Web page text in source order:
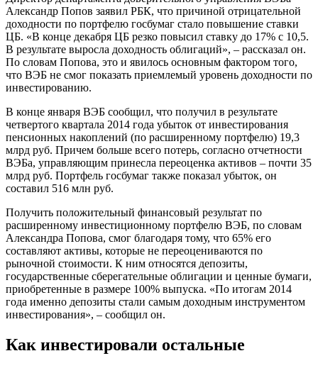
Александр Попов заявил РБК, что причиной отрицательной
доходности по портфелю госбумаг стало повышение ставки
ЦБ. «В конце декабря ЦБ резко повысил ставку до 17% с 10,5.
В результате выросла доходность облигаций», – рассказал он.
По словам Попова, это и явилось основным фактором того,
что ВЭБ не смог показать приемлемый уровень доходности по
инвестированию.​​​
В конце января ВЭБ сообщил, что получил в результате
четвертого квартала​​ 2014 года убыток от инвестирования
пенсионных накоплений (по расширенному портфелю) 19,3
млрд руб. Причем больше всего потерь, согласно отчетности
ВЭБа, управляющим принесла переоценка активов – почти 35
млрд руб. Портфель госбумаг также показал убыток, он
составил 516 млн руб.
Получить положительный финансовый результат по
расширенному инвестиционному портфелю ВЭБ, по словам
Александра Попова, смог благодаря тому, что 65% его
составляют активы, которые не переоцениваются по
рыночной стоимости. К ним относятся депозиты,
государственные сберегательные облигации и ценные бумаги,
приобретенные в размере 100% выпуска. «По итогам 2014
года именно депозиты стали самым доходным инструментом
инвестирования», – сообщил он.
Как инвестировали остальные